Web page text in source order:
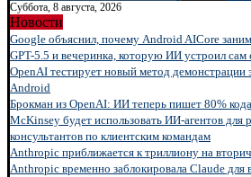
Суббота, 8 августа, 2026
Новости
Google объяснил, почему Android AICore
GPT-5.5 и вечеринка, которую ИИ устроил сам
OpenAI тестирует новый метод демонстрации
Android
Брокман из OpenAI: ИИ теперь пишет 80% кода
McKinsey будет использовать ИИ-агентов для
консультантов по клиентским командам
Anthropic приближается к триллиону на
Anthropic временно заблокировала Claude для